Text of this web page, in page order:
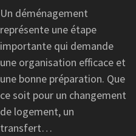
Un déménagement
représente une étape
importante qui demande
une organisation efficace et
une bonne préparation. Que
ce soit pour un changement
de logement, un
transfert…